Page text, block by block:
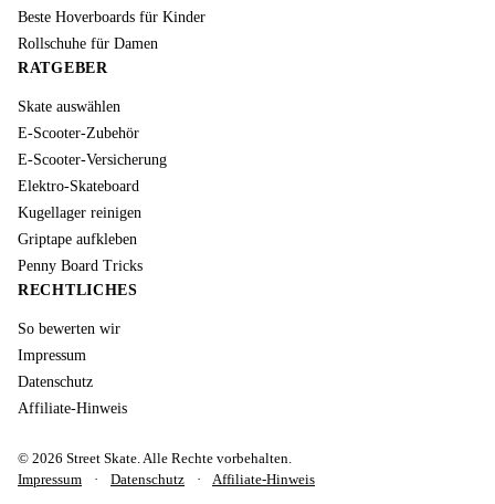
Beste Hoverboards für Kinder
Rollschuhe für Damen
RATGEBER
Skate auswählen
E-Scooter-Zubehör
E-Scooter-Versicherung
Elektro-Skateboard
Kugellager reinigen
Griptape aufkleben
Penny Board Tricks
RECHTLICHES
So bewerten wir
Impressum
Datenschutz
Affiliate-Hinweis
© 2026 Street Skate. Alle Rechte vorbehalten.
Impressum
· Datenschutz · Affiliate-Hinweis